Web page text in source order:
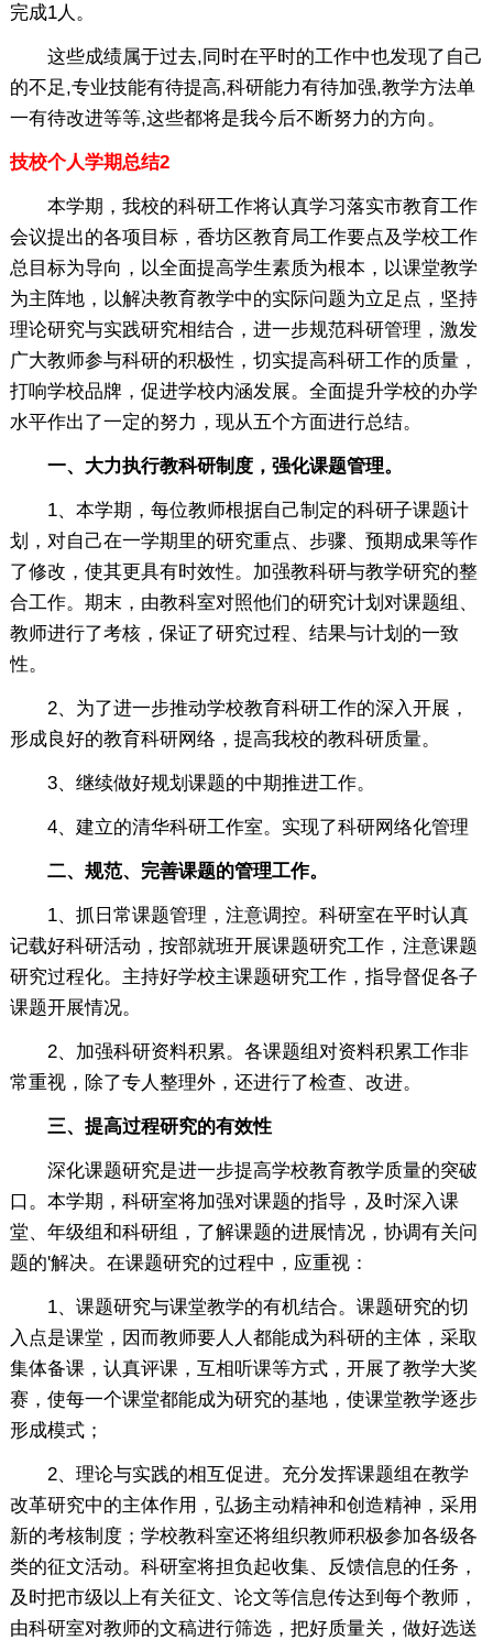
完成1人。
这些成绩属于过去,同时在平时的工作中也发现了自己
的不足,专业技能有待提高,科研能力有待加强,教学方法单
一有待改进等等,这些都将是我今后不断努力的方向。
技校个人学期总结2
本学期，我校的科研工作将认真学习落实市教育工作
会议提出的各项目标，香坊区教育局工作要点及学校工作
总目标为导向，以全面提高学生素质为根本，以课堂教学
为主阵地，以解决教育教学中的实际问题为立足点，坚持
理论研究与实践研究相结合，进一步规范科研管理，激发
广大教师参与科研的积极性，切实提高科研工作的质量，
打响学校品牌，促进学校内涵发展。全面提升学校的办学
水平作出了一定的努力，现从五个方面进行总结。
一、大力执行教科研制度，强化课题管理。
1、本学期，每位教师根据自己制定的科研子课题计
划，对自己在一学期里的研究重点、步骤、预期成果等作
了修改，使其更具有时效性。加强教科研与教学研究的整
合工作。期末，由教科室对照他们的研究计划对课题组、
教师进行了考核，保证了研究过程、结果与计划的一致
性。
2、为了进一步推动学校教育科研工作的深入开展，
形成良好的教育科研网络，提高我校的教科研质量。
3、继续做好规划课题的中期推进工作。
4、建立的清华科研工作室。实现了科研网络化管理
二、规范、完善课题的管理工作。
1、抓日常课题管理，注意调控。科研室在平时认真
记载好科研活动，按部就班开展课题研究工作，注意课题
研究过程化。主持好学校主课题研究工作，指导督促各子
课题开展情况。
2、加强科研资料积累。各课题组对资料积累工作非
常重视，除了专人整理外，还进行了检查、改进。
三、提高过程研究的有效性
深化课题研究是进一步提高学校教育教学质量的突破
口。本学期，科研室将加强对课题的指导，及时深入课
堂、年级组和科研组，了解课题的进展情况，协调有关问
题的'解决。在课题研究的过程中，应重视：
1、课题研究与课堂教学的有机结合。课题研究的切
入点是课堂，因而教师要人人都能成为科研的主体，采取
集体备课，认真评课，互相听课等方式，开展了教学大奖
赛，使每一个课堂都能成为研究的基地，使课堂教学逐步
形成模式；
2、理论与实践的相互促进。充分发挥课题组在教学
改革研究中的主体作用，弘扬主动精神和创造精神，采用
新的考核制度；学校教科室还将组织教师积极参加各级各
类的征文活动。科研室将担负起收集、反馈信息的任务，
及时把市级以上有关征文、论文等信息传达到每个教师，
由科研室对教师的文稿进行筛选，把好质量关，做好选送